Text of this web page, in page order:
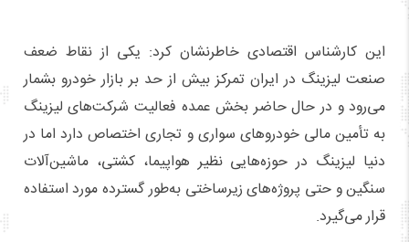
این کارشناس اقتصادی خاطرنشان کرد: یکی از نقاط ضعف
صنعت لیزینگ در ایران تمرکز بیش از حد بر بازار خودرو بشمار
می‌رود و در حال حاضر بخش عمده فعالیت شرکت‌های لیزینگ
به تأمین مالی خودروهای سواری و تجاری اختصاص دارد اما در
دنیا لیزینگ در حوزه‌هایی نظیر هواپیما، کشتی، ماشین‌آلات
سنگین و حتی پروژه‌های زیرساختی به‌طور گسترده مورد استفاده
قرار می‌گیرد.